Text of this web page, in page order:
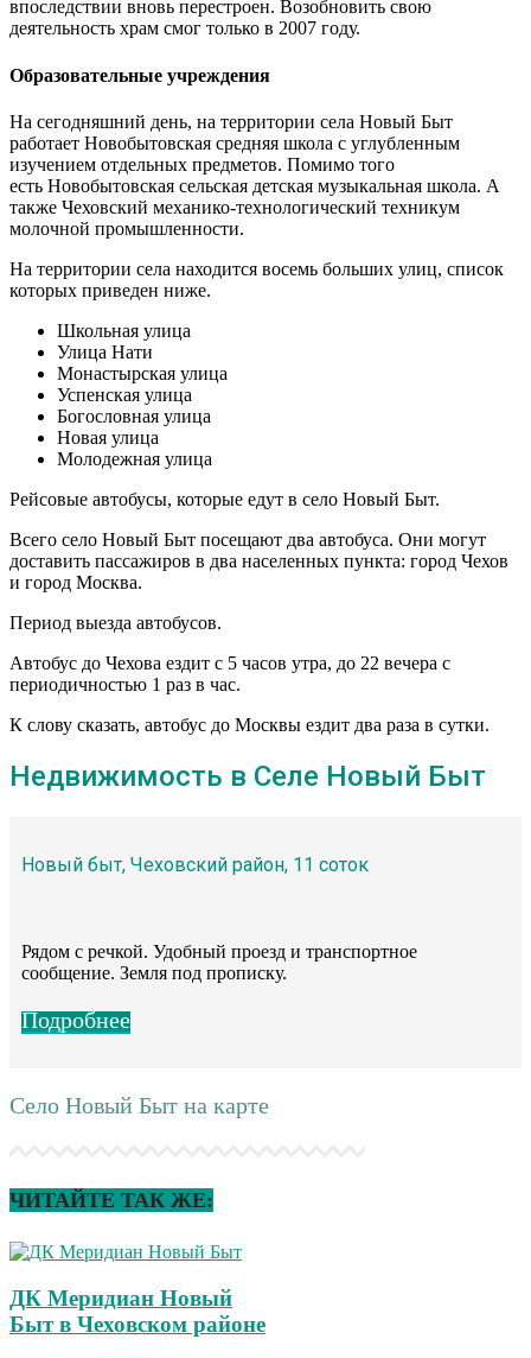
впоследствии вновь перестроен. Возобновить свою
деятельность храм смог только в 2007 году.
Образовательные учреждения
На сегодняшний день, на территории села Новый Быт
работает Новобытовская средняя школа с углубленным
изучением отдельных предметов. Помимо того
есть Новобытовская сельская детская музыкальная школа. А
также Чеховский механико-технологический техникум
молочной промышленности.
На территории села находится восемь больших улиц, список
которых приведен ниже.
Школьная улица
Улица Нати
Монастырская улица
Успенская улица
Богословная улица
Новая улица
Молодежная улица
Рейсовые автобусы, которые едут в село Новый Быт.
Всего село Новый Быт посещают два автобуса. Они могут
доставить пассажиров в два населенных пункта: город Чехов
и город Москва.
Период выезда автобусов.
Автобус до Чехова ездит с 5 часов утра, до 22 вечера с
периодичностью 1 раз в час.
К слову сказать, автобус до Москвы ездит два раза в сутки.
Недвижимость в Селе Новый Быт
Новый быт, Чеховский район, 11 соток
Рядом с речкой. Удобный проезд и транспортное
сообщение. Земля под прописку.
Подробнее
Село Новый Быт на карте
ЧИТАЙТЕ ТАК ЖЕ:
ДК Меридиан Новый
Быт в Чеховском районе